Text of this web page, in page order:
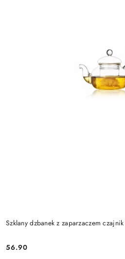
Szklany dzbanek z zaparzaczem
Cena:
56.90